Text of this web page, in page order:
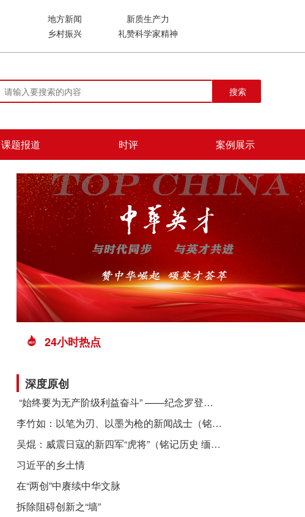
地方新闻
新质生产力
乡村振兴 礼赞科学家精神
搜索
课题报道 时评 案例展示
24小时热点
深度原创
​ “始终要为无产阶级利益奋斗” ——纪念罗登贤同志诞辰120周年
李竹如：以笔为刃、以墨为枪的新闻战士（铭记历史 缅怀先烈·抗日英雄）
吴焜：威震日寇的新四军“虎将”（铭记历史 缅怀先烈·抗日英雄）
习近平的乡土情
在“两创”中赓续中华文脉
拆除阻碍创新之“墙”